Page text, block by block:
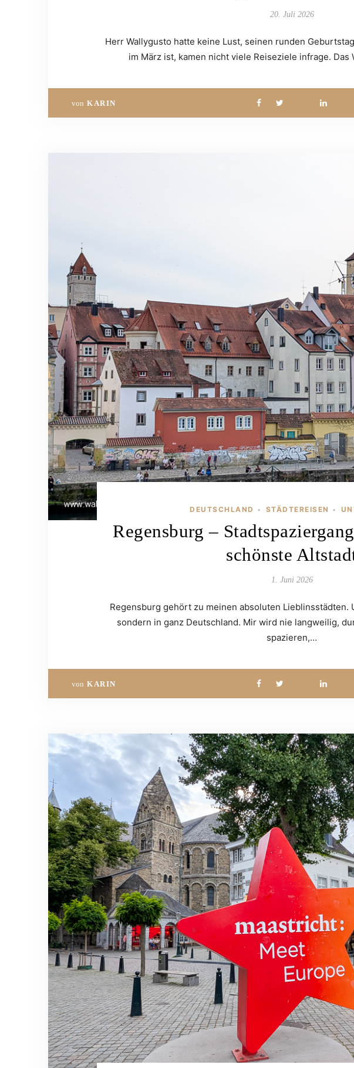
20. Juli 2026
Herr Wallygusto hatte keine Lust, seinen runden
im März ist, kamen nicht viele Reiseziele infrage.
von KARIN
DEUTSCHLAND • STÄDTEREISEN •
Regensburg –
schönste
1. Juni 2026
Regensburg gehört zu meinen absoluten Lieblinsstädten.
sondern in ganz Deutschland. Mir wird nie langweilig,
spazieren,…
von KARIN